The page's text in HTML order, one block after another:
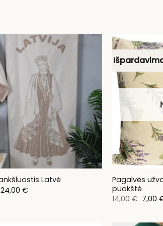
Latvė
24,00 €Price
Pagalvės
puokštė
14,00€
price
7,00